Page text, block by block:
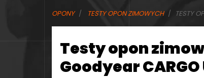
OPONY TESTY OPON ZIMOWYCH TESTY
Testy opon
Goodyear CARGO